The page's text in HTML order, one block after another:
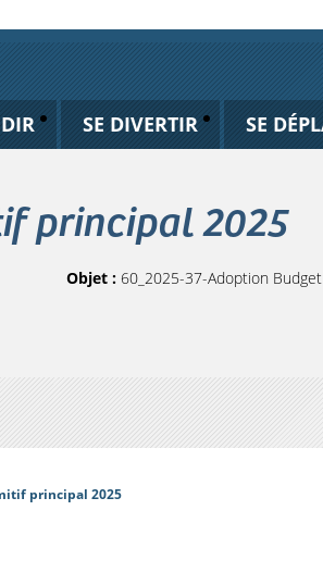
SE DIVERTIR SE
principal 2025
Objet : 60_2025-37-Adoption
principal 2025